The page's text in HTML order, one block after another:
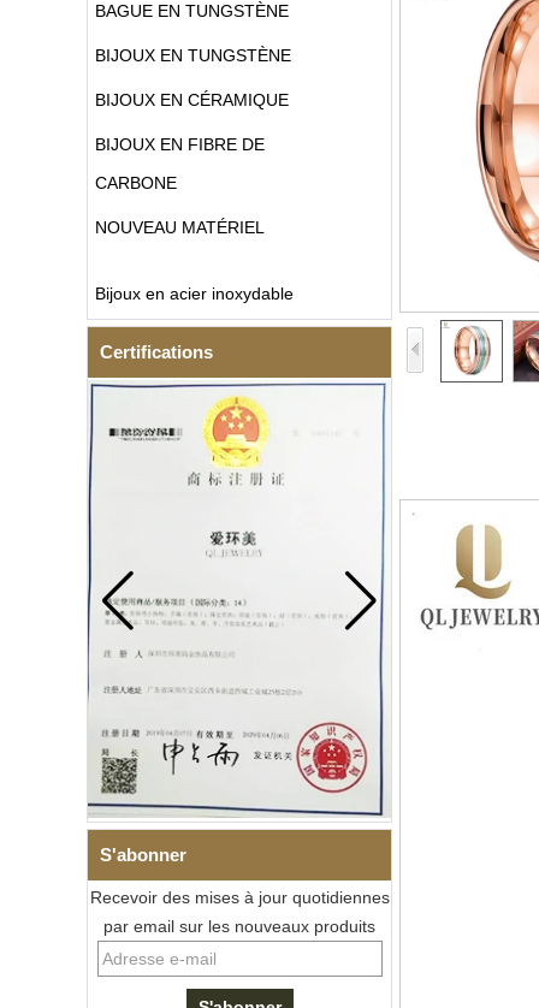
BAGUE EN TUNGSTÈNE
BIJOUX EN TUNGSTÈNE
BIJOUX EN CÉRAMIQUE
BIJOUX EN FIBRE DE
CARBONE
NOUVEAU MATÉRIEL
Bijoux en acier inoxydable
Certifications
S'abonner
Recevoir des mises à jour quotidiennes
par email sur les nouveaux produits
Bracelet à maillons I en acier
céramique de zircone noire
pour hommes, fermoir
316L, bracelet à maillons